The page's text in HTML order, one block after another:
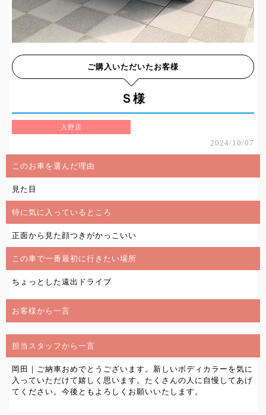
ご購入いただいたお客様
Ｓ様
入野店
2024/10/07
このお車を選んだ理由
見た目
特に気に入っているところ
正面から見た顔つきがかっこいい
この車で一番最初に行きたい場所
ちょっとした遠出ドライブ
お客様から一言
担当スタッフから一言
岡田｜ご納車おめでとうございます。新しいボディカラーを気に
入っていただけて嬉しく思います。たくさんの人に自慢してあげ
てください。今後ともよろしくお願いいたします。